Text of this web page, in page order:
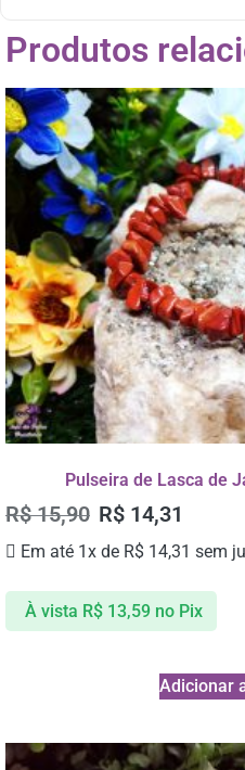
Produtos
Pulseira de Lasca de
R$15,90 R$ 14,31
Em até 1x de R$ 14,31 sem
À vista R$13,59 no Pix
Adicionar